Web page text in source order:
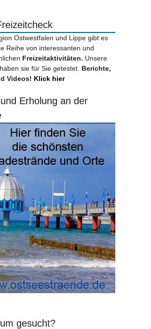
Ostwestfalen und Lippe gibt es
Reihe von interessanten und
Freizeitaktivitäten. Unsere
sie für Sie getestet. Berichte,
Videos! Klick hier
Erholung an der
gesucht?